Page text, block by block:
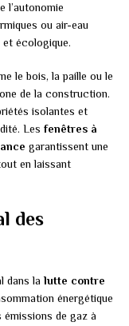
l’autonomie
ou air-eau
écologique.
le bois, la paille ou le
de la construction.
isolantes et
Les fenêtres à
garantissent une
en laissant
des
dans la lutte contre
énergétique
de gaz à